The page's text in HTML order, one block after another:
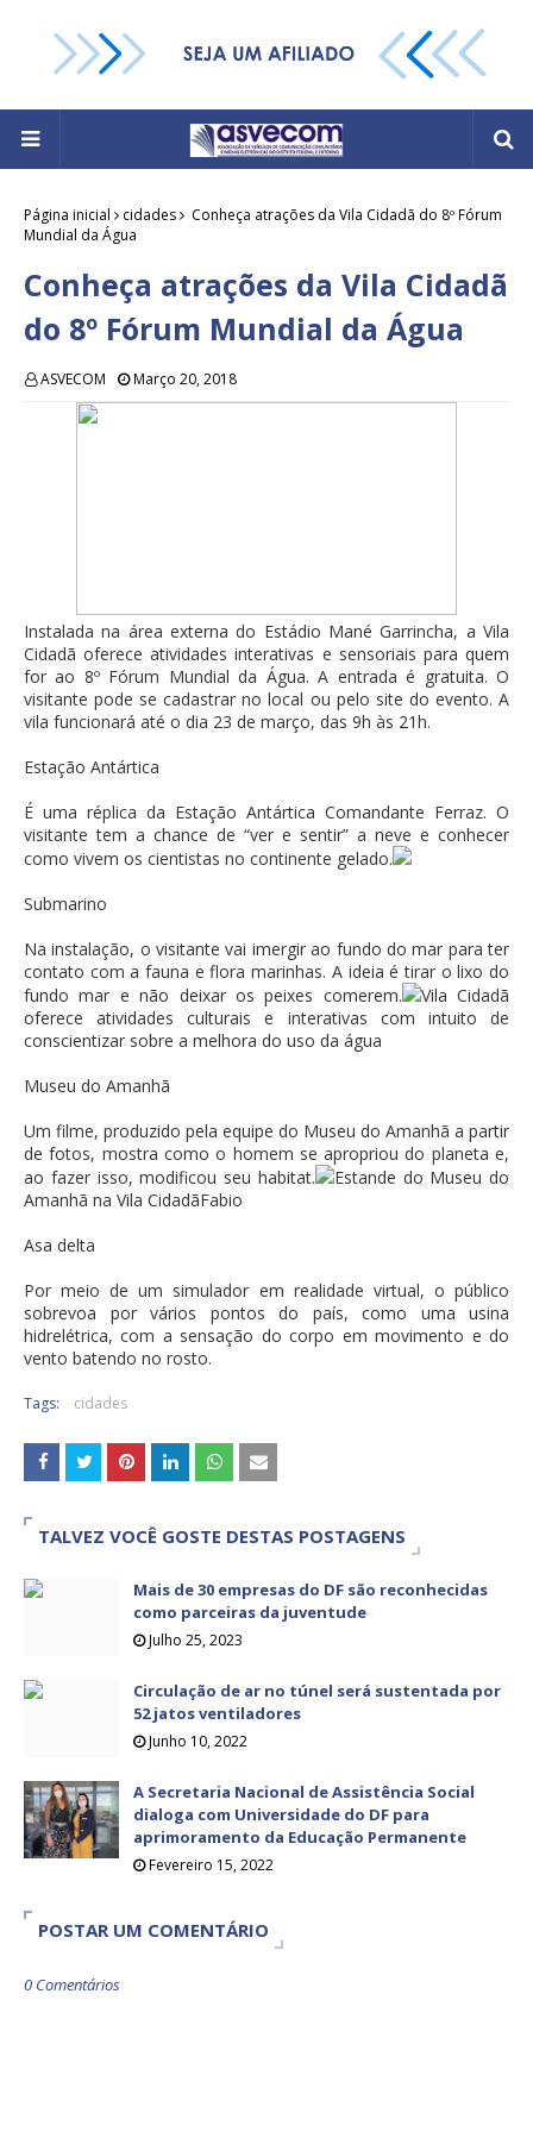
Página inicial cidades
Conheça atrações da Vila Cidadã do 8º Fórum
Mundial da Água
Conheça atrações da Vila Cidadã
do 8º Fórum Mundial da Água
ASVECOM Março 20, 2018
Instalada na área externa do Estádio Mané Garrincha, a Vila
Cidadã oferece atividades interativas e sensoriais para quem
for ao 8º Fórum Mundial da Água. A entrada é gratuita. O
visitante pode se cadastrar no local ou pelo site do evento. A
vila funcionará até o dia 23 de março, das 9h às 21h.
Estação Antártica
É uma réplica da Estação Antártica Comandante Ferraz. O
visitante tem a chance de “ver e sentir” a neve e conhecer
como vivem os cientistas no continente gelado.
Submarino
Na instalação, o visitante vai imergir ao fundo do mar para ter
contato com a fauna e flora marinhas. A ideia é tirar o lixo do
fundo mar e não deixar os peixes comerem.
Vila Cidadã
oferece atividades culturais e interativas com intuito de
conscientizar sobre a melhora do uso da água
Museu do Amanhã
Um filme, produzido pela equipe do Museu do Amanhã a partir
de fotos, mostra como o homem se apropriou do planeta e,
ao fazer isso, modificou seu habitat.
Estande do Museu do
Amanhã na Vila CidadãFabio
Asa delta
Por meio de um simulador em realidade virtual, o público
sobrevoa por vários pontos do país, como uma usina
hidrelétrica, com a sensação do corpo em movimento e do
vento batendo no rosto.
Tags: cidades
TALVEZ VOCÊ GOSTE DESTAS POSTAGENS
Mais de 30 empresas do DF são reconhecidas
como parceiras da juventude
Julho 25, 2023
Circulação de ar no túnel será sustentada por
52 jatos ventiladores
Junho 10, 2022
A Secretaria Nacional de Assistência Social
dialoga com Universidade do DF para
aprimoramento da Educação Permanente
Fevereiro 15, 2022
POSTAR UM COMENTÁRIO
0 Comentários